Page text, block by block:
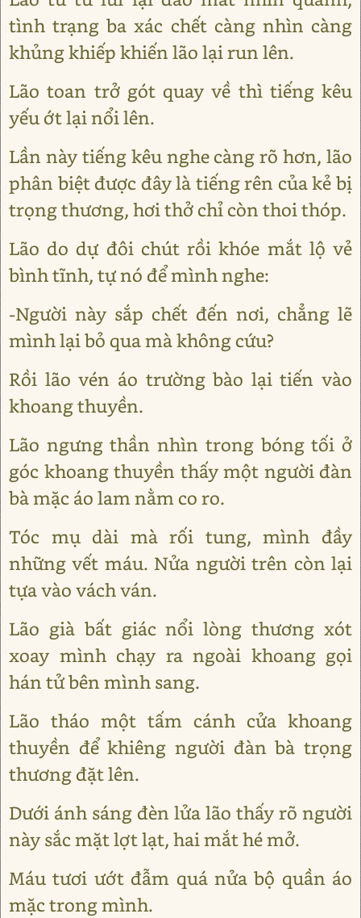
tình trạng ba xác chết càng nhìn càng
khủng khiếp khiến lão lại run lên.
Lão toan trở gót quay về thì tiếng kêu
yếu ớt lại nổi lên.
Lần này tiếng kêu nghe càng rõ hơn, lão
phân biệt được đây là tiếng rên của kẻ bị
trọng thương, hơi thở chỉ còn thoi thóp.
Lão do dự đôi chút rồi khóe mắt lộ vẻ
bình tĩnh, tự nó để mình nghe:
-Người này sắp chết đến nơi, chẳng lẽ
mình lại bỏ qua mà không cứu?
Rồi lão vén áo trường bào lại tiến vào
khoang thuyền.
Lão ngưng thần nhìn trong bóng tối ở
góc khoang thuyền thấy một người đàn
bà mặc áo lam nằm co ro.
Tóc mụ dài mà rối tung, mình đầy
những vết máu. Nửa người trên còn lại
tựa vào vách ván.
Lão già bất giác nổi lòng thương xót
xoay mình chạy ra ngoài khoang gọi
hán tử bên mình sang.
Lão tháo một tấm cánh cửa khoang
thuyền để khiêng người đàn bà trọng
thương đặt lên.
Dưới ánh sáng đèn lửa lão thấy rõ người
này sắc mặt lợt lạt, hai mắt hé mở.
Máu tươi ướt đẫm quá nửa bộ quần áo
mặc trong mình.